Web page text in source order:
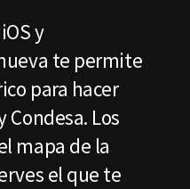
y
te permite
para hacer
Condesa. Los
mapa de la
el que te